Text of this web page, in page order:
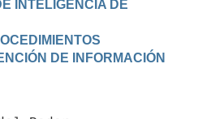
INTELIGENCIA DE
DE INFORMACIÓN